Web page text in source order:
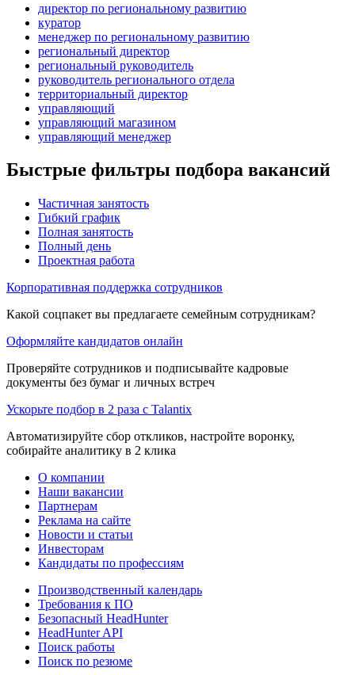
директор по региональному развитию
куратор
менеджер по региональному развитию
региональный директор
региональный руководитель
руководитель регионального отдела
территориальный директор
управляющий
управляющий магазином
управляющий менеджер
Быстрые фильтры подбора вакансий
Частичная занятость
Гибкий график
Полная занятость
Полный день
Проектная работа
Корпоративная поддержка сотрудников
Какой соцпакет вы предлагаете семейным сотрудникам?
Оформляйте кандидатов онлайн
Проверяйте сотрудников и подписывайте кадровые
документы без бумаг и личных встреч
Ускорьте подбор в 2 раза с Talantix
Автоматизируйте сбор откликов, настройте воронку,
собирайте аналитику в 2 клика
О компании
Наши вакансии
Партнерам
Реклама на сайте
Новости и статьи
Инвесторам
Кандидаты по профессиям
Производственный календарь
Требования к ПО
Безопасный HeadHunter
HeadHunter API
Поиск работы
Поиск по резюме